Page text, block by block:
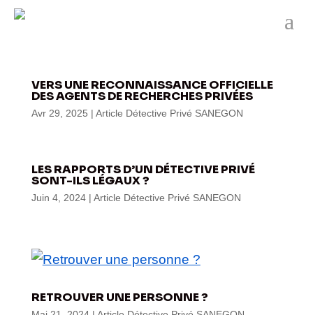
VERS UNE RECONNAISSANCE OFFICIELLE
DES AGENTS DE RECHERCHES PRIVÉES
Avr 29, 2025 | Article Détective Privé SANEGON
LES RAPPORTS D’UN DÉTECTIVE PRIVÉ
SONT-ILS LÉGAUX ?
Juin 4, 2024| Article Détective Privé SANEGON
RETROUVER UNE PERSONNE ?